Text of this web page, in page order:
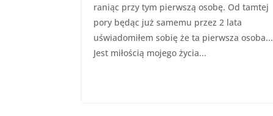
raniąc przy tym pierwszą osobę. Od tamtej
pory będąc już samemu przez 2 lata
uświadomiłem sobię że ta pierwsza osoba...
Jest miłością mojego życia...